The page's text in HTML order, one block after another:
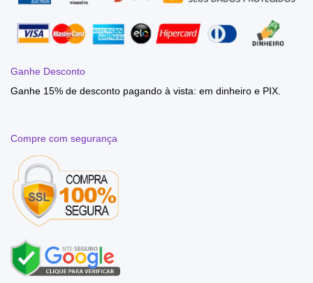
Ganhe Desconto
Ganhe 15% de desconto pagando à vista: em dinheiro e PIX.
Compre com segurança